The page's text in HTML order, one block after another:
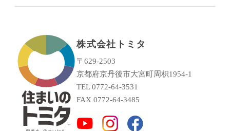
株式会社トミタ
〒629-2503
京都府京丹後市大宮町周枳1954-1
TEL 0772-64-3531
FAX 0772-64-3485